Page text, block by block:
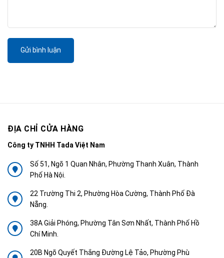
Gửi bình luận
ĐỊA CHỈ CỬA HÀNG
Công ty TNHH Tada Việt Nam
Số 51, Ngõ 1 Quan Nhân, Phường Thanh Xuân, Thành
Phố Hà Nội.
22 Trường Thi 2, Phường Hòa Cường, Thành Phố Đà
Nẵng.
38A Giải Phóng, Phường Tân Sơn Nhất, Thành Phố Hồ
Chí Minh.
20B Ngõ Quyết Thắng Đường Lệ Tảo, Phường Phù